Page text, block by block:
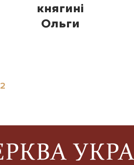
княгині
Ольги
2